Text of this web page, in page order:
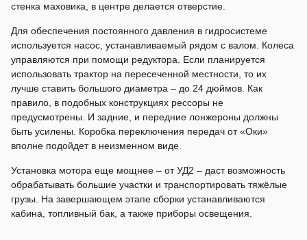
стенка маховика, в центре делается отверстие.
Для обеспечения постоянного давления в гидросистеме
используется насос, устанавливаемый рядом с валом. Колеса
управляются при помощи редуктора. Если планируется
использовать трактор на пересеченной местности, то их
лучше ставить большого диаметра – до 24 дюймов. Как
правило, в подобных конструкциях рессоры не
предусмотрены. И задние, и передние лонжероны должны
быть усилены. Коробка переключения передач от «Оки»
вполне подойдет в неизменном виде.
Установка мотора еще мощнее – от УД2 – даст возможность
обрабатывать большие участки и транспортировать тяжёлые
грузы. На завершающем этапе сборки устанавливаются
кабина, топливный бак, а также приборы освещения.